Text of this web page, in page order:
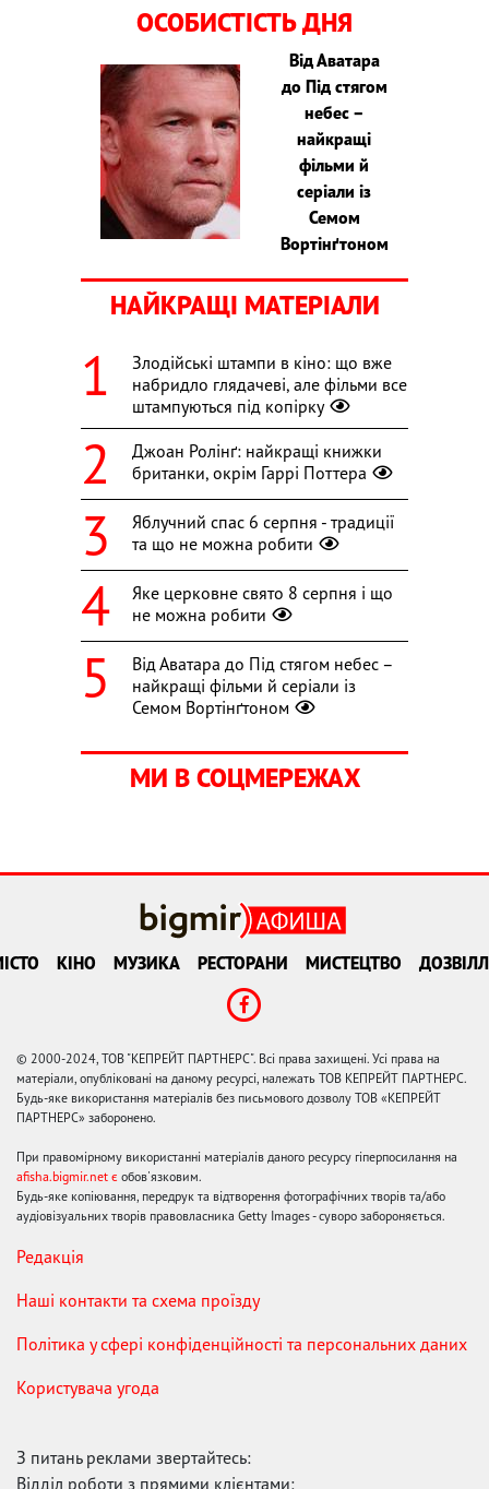
ОСОБИСТІСТЬ ДНЯ
Від Аватара
до Під стягом
небес –
найкращі
фільми й
серіали із
Семом
Вортінґтоном
НАЙКРАЩІ МАТЕРІАЛИ
Злодійські штампи в кіно: що вже
набридло глядачеві, але фільми все
штампуються під копірку
Джоан Ролінґ: найкращі книжки
британки, окрім Гаррі Поттера
Яблучний спас 6 серпня - традиції
та що не можна робити
Яке церковне свято 8 серпня і що
не можна робити
Від Аватара до Під стягом небес –
найкращі фільми й серіали із
Семом Вортінґтоном
МИ В СОЦМЕРЕЖАХ
КІНО МУЗИКА РЕСТОРАНИ МИСТЕЦТВО
© 2000-2024, ТОВ "КЕПРЕЙТ ПАРТНЕРС". Всі права захищені. Усі права на
матеріали, опубліковані на даному ресурсі, належать ТОВ КЕПРЕЙТ ПАРТНЕРС.
Будь-яке використання матеріалів без письмового дозволу ТОВ «КЕПРЕЙТ
ПАРТНЕРС» заборонено.
При правомірному використанні матеріалів даного ресурсу гіперпосилання на
afisha.bigmir.net є обов'язковим.
Будь-яке копіювання, передрук та відтворення фотографічних творів та/або
аудіовізуальних творів правовласника Getty Images - суворо забороняється.
Редакція
Наші контакти та схема проїзду
Політика у сфері конфіденційності та персональних даних
Користувача угода
З питань реклами звертайтесь:
Відділ роботи з прямими клієнтами: